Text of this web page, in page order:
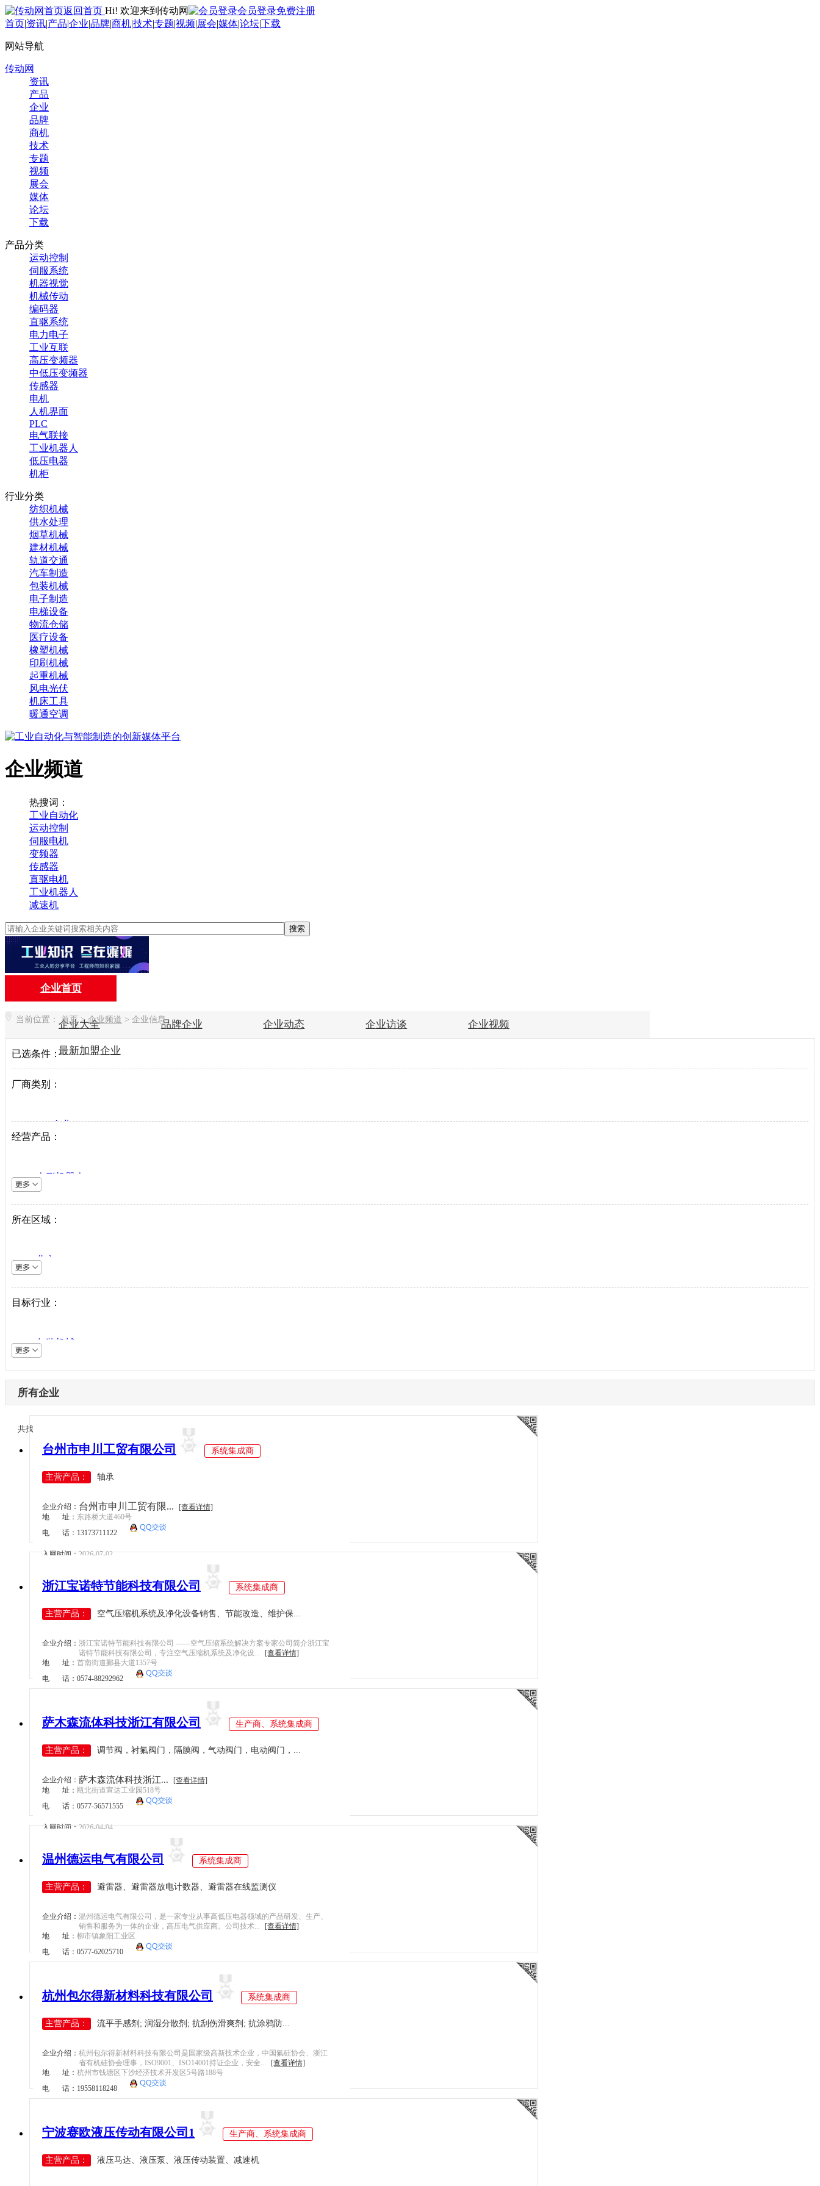
返回首页 Hi! 欢迎来到传动网 会员登录免费注册
首页|资讯|产品|企业|品牌|商机|技术|专题|视频|展会|媒体|论坛|下载
网站导航
传动网
资讯
产品
企业
品牌
商机
技术
专题
视频
展会
媒体
论坛
下载
产品分类
运动控制
伺服系统
机器视觉
机械传动
编码器
直驱系统
电力电子
工业互联
高压变频器
中低压变频器
传感器
电机
人机界面
PLC
电气联接
工业机器人
低压电器
机柜
行业分类
纺织机械
供水处理
烟草机械
建材机械
轨道交通
汽车制造
包装机械
电子制造
电梯设备
物流仓储
医疗设备
橡塑机械
印刷机械
起重机械
风电光伏
机床工具
暖通空调
企业频道
热搜词：
工业自动化
运动控制
伺服电机
变频器
传感器
直驱电机
工业机器人
减速机
搜索
企业首页
企业大全 品牌企业 企业动态 企业访谈 企业视频
最新加盟企业
当前位置： 首页 > 企业频道 > 企业信息
已选条件：
厂商类别：
VIP企业
生产商
系统集成商
经营产品：
人形机器人
逆变器
机床设备
直驱驱动器
工业机器人
伺服电机
中低压变频器
工业以太网
激光设备
其他机械设备
机器视觉
伺服驱动器
直驱电机
电气连接
运动控制
低压电器
工业机械手
机械传动
工业电源
机柜
变频器
控制器
工业软件
所在区域：
北京
上海
天津
山西
内蒙古
辽宁
吉林
江苏
安徽
江西
山东
河南
湖南
广东
海南
四川
贵州
西藏
甘肃
宁夏
新疆
香港
台湾
目标行业：
包装机械
采矿机械
电子制造
纺织机械
供水处理
机床工具
建材机械
起重机械
烟草机械
印刷机械
所有企业
共找到
台州市申川工贸有限公司 系统集成商
主营产品： 轴承
企业介绍： 台州市申川工贸有限...
[查看详情]
地 址： 东路桥大道460号
电 话：13173711122
入网时间：2026-07-02
浙江宝诺特节能科技有限公司 系统集成商
主营产品： 空气压缩机系统及净化设备销售、节能改造、维护保...
企业介绍： 浙江宝诺特节能科技有限公司 ——空气压缩系统解决方案专家公司简介浙江宝
诺特节能科技有限公司，专注空气压缩机系统及净化设...
[查看详情]
地 址： 首南街道鄞县大道1357号
电 话：0574-88292962
萨木森流体科技浙江有限公司 生产商、系统集成商
主营产品： 调节阀，衬氟阀门，隔膜阀，气动阀门，电动阀门，...
企业介绍： 萨木森流体科技浙江...
[查看详情]
地 址： 瓯北街道宣达工业园518号
电 话：0577-56571555
入网时间：2026-04-04
温州德运电气有限公司 系统集成商
主营产品： 避雷器、避雷器放电计数器、避雷器在线监测仪
企业介绍： 温州德运电气有限公司，是一家专业从事高低压电器领域的产品研发、生产、
销售和服务为一体的企业，高压电气供应商。公司技术...
[查看详情]
地 址： 柳市镇象阳工业区
电 话：0577-62025710
杭州包尔得新材料科技有限公司 系统集成商
主营产品： 流平手感剂; 润湿分散剂; 抗刮伤滑爽剂; 抗涂鸦防...
企业介绍： 杭州包尔得新材料科技有限公司是国家级高新技术企业，中国氟硅协会、浙江
省有机硅协会理事，ISO9001、ISO14001持证企业，安全...
[查看详情]
地 址： 杭州市钱塘区下沙经济技术开发区5号路188号
电 话：19558118248
宁波赛欧液压传动有限公司1 生产商、系统集成商
主营产品： 液压马达、液压泵、液压传动装置、减速机